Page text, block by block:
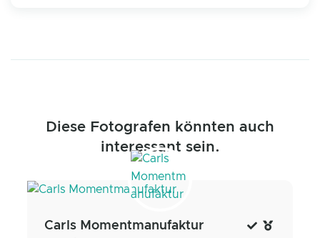
Diese Fotografen könnten auch
interessant sein.
Carls Momentmanufaktur